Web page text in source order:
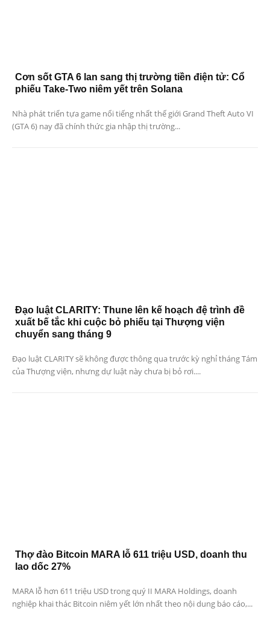
Cơn sốt GTA 6 lan sang thị trường tiền điện tử: Cổ
phiếu Take-Two niêm yết trên Solana
Nhà phát triển tựa game nổi tiếng nhất thế giới Grand Theft Auto VI
(GTA 6) nay đã chính thức gia nhập thị trường...
Đạo luật CLARITY: Thune lên kế hoạch đệ trình đề
xuất bế tắc khi cuộc bỏ phiếu tại Thượng viện
chuyển sang tháng 9
Đạo luật CLARITY sẽ không được thông qua trước kỳ nghỉ tháng Tám
của Thượng viện, nhưng dự luật này chưa bị bỏ rơi....
Thợ đào Bitcoin MARA lỗ 611 triệu USD, doanh thu
lao dốc 27%
MARA lỗ hơn 611 triệu USD trong quý II MARA Holdings, doanh
nghiệp khai thác Bitcoin niêm yết lớn nhất theo nội dung báo cáo,...